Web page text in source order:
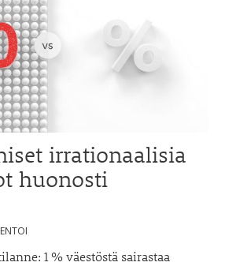
irrationaalisia
huonosti
1 % väestöstä sairastaa